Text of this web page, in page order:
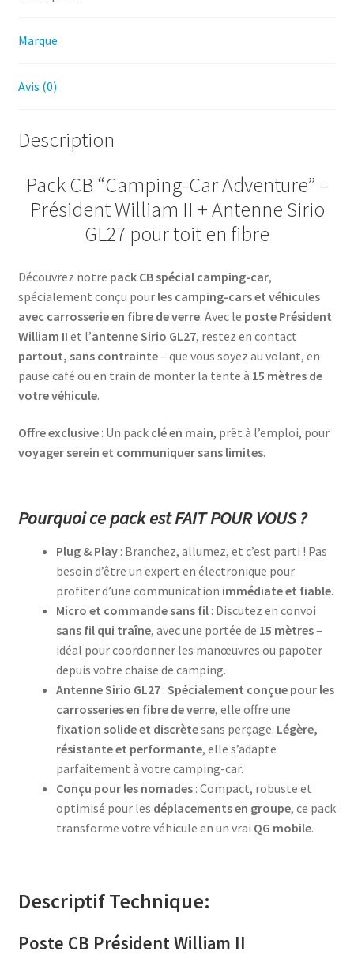
pour
Marque
Avis (0)
Description
Pack CB “Camping-Car Adventure” –
Président William II + Antenne Sirio
GL27 pour toit en fibre
Découvrez notre pack CB spécial camping-car,
spécialement conçu pour les camping-cars et véhicules
avec carrosserie en fibre de verre. Avec le poste Président
William II et l’antenne Sirio GL27, restez en contact
partout, sans contrainte– que vous soyez au volant, en
pause café ou en train de monter la tente à 15 mètres de
votre véhicule.
Offre exclusive: Un pack clé en main, prêt à l’emploi, pour
voyager serein et communiquer sans limites.
Pourquoi ce pack est FAIT POUR VOUS ?
Plug & Play: Branchez, allumez, et c’est parti ! Pas
besoin d’être un expert en électronique pour
profiter d’une communication immédiate et fiable.
Micro et commande sans fil: Discutez en convoi
sans fil qui traîne, avec une portée de 15 mètres–
idéal pour coordonner les manœuvres ou papoter
depuis votre chaise de camping.
Antenne Sirio GL27: Spécialement conçue pour les
carrosseries en fibre de verre, elle offre une
fixation solide et discrètesans perçage. Légère,
résistante et performante, elle s’adapte
parfaitement à votre camping-car.
Conçu pour les nomades: Compact, robuste et
optimisé pour les déplacements en groupe, ce pack
transforme votre véhicule en un vrai QG mobile.
Descriptif Technique:
Poste CB Président William II